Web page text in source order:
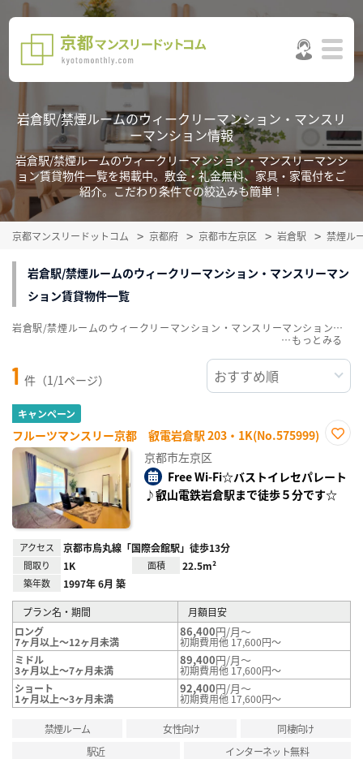
岩倉駅/禁煙ルームのウィークリーマンション・マンスリ
ーマンション情報
岩倉駅/禁煙ルームのウィークリーマンション・マンスリーマンシ
ョン賃貸物件一覧を掲載中。敷金・礼金無料、家具・家電付をご
紹介。こだわり条件での絞込みも簡単！
京都マンスリードットコム 京都府 京都市左京区 岩倉駅 禁煙ル
岩倉駅/禁煙ルームのウィークリーマンション・マンスリーマン
ション賃貸物件一覧
1 件（1/1ページ）
キャンペーン
フルーツマンスリー京都 叡電岩倉駅 203・1K(No.575999)
り登
録
京都市左京区
Free Wi-Fi☆バストイレセパレート
♪叡山電鉄岩倉駅まで徒歩５分です☆
アクセス 京都市烏丸線「国際会館駅」徒歩13分
間取り 1K 面積 22.5m²
築年数 1997年 6月 築
プラン名・期間
月額目安
ロング
7ヶ月以上～12ヶ月未満
86,400円/月～
初期費用他 17,600円～
ミドル
3ヶ月以上～7ヶ月未満
89,400円/月～
初期費用他 17,600円～
ショート
1ヶ月以上～3ヶ月未満
92,400円/月～
初期費用他 17,600円～
禁煙ルーム 女性向け
同棲向け
駅近
インターネット無料
岩倉駅/禁煙ルームのウィークリーマンション・マンスリーマンション賃貸物件一覧を掲載中。敷金・礼金無料、家具・家電付をご紹介。こだわり条件での絞込みも簡単！
…